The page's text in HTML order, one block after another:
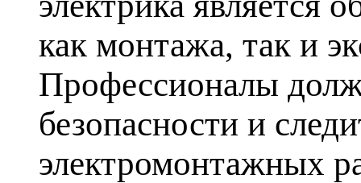
как монтажа, так и
Профессионалы
безопасности и
электромонтажных